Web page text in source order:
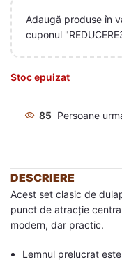
Adaugă produse în
cuponul
Stoc epuizat
85 Persoane
DESCRIERE
Acest set clasic de
punct de atracție
modern, dar practic.
Lemnul prelucrat